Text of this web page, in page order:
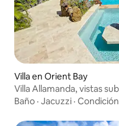
Villa en Orient Bay
Baño · Jacuzzi · Condición